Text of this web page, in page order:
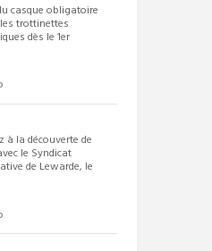
casque obligatoire
trottinettes
dès le 1er
à la découverte de
le Syndicat
de Lewarde, le